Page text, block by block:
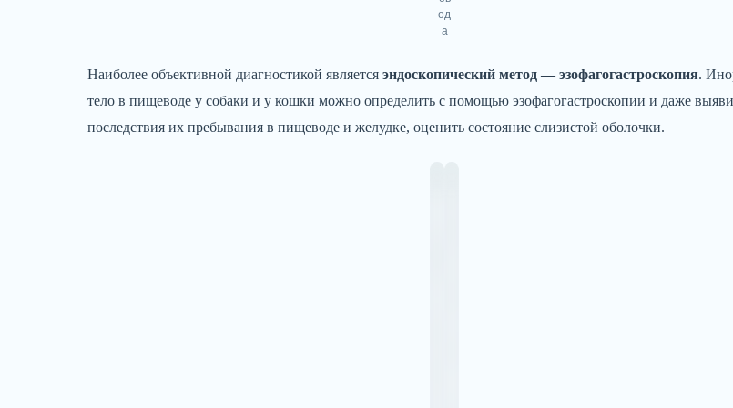
од
а
Наиболее объективной диагностикой является эндоскопический метод — эзофагогастроскопия.
тело в пищеводе у собаки и у кошки можно определить с помощью эзофагогастроскопии и даже
последствия их пребывания в пищеводе и желудке, оценить состояние слизистой оболочки.